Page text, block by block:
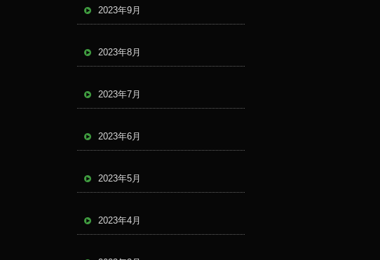
2023年9月
2023年8月
2023年7月
2023年6月
2023年5月
2023年4月